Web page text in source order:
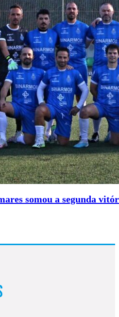
somou a segunda